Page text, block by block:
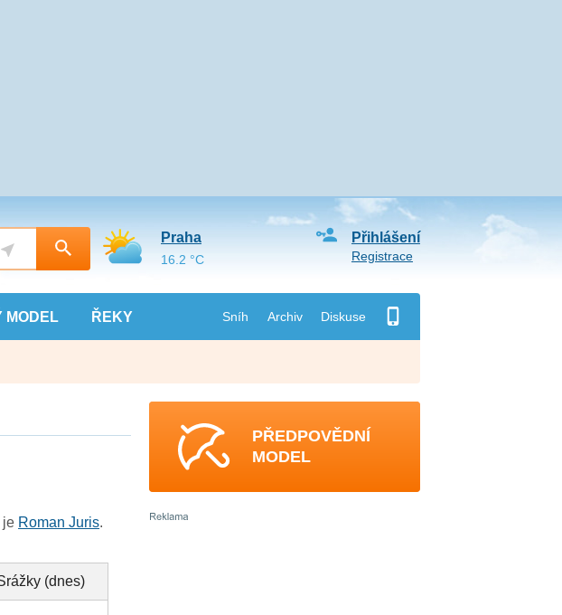
MODEL ŘEKY Sníh Archiv Diskuse
Přihlášení
Registrace
Praha
16.2 °C
je Roman Juris.
(dnes)
PŘEDPOVĚDNÍ
MODEL